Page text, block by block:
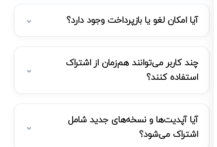
آیا امکان لغو یا بازپرداخت وجود دارد؟
چند کاربر می‌توانند هم‌زمان از اشتراک
استفاده کنند؟
آیا آپدیت‌ها و نسخه‌های جدید شامل
اشتراک می‌شود؟